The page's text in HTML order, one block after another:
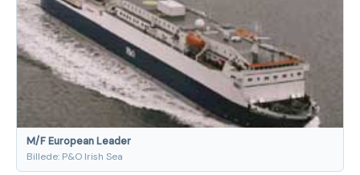
M/F European Leader
Billede: P&O Irish Sea